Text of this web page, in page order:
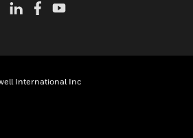
International Inc